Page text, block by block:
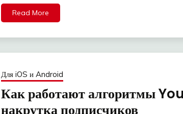
Read More
Для iOS и Android
Как работают алгоритмы
накрутка подписчиков